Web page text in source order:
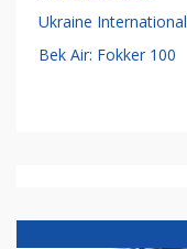
Ukraine
Bek Air: Fokker 100